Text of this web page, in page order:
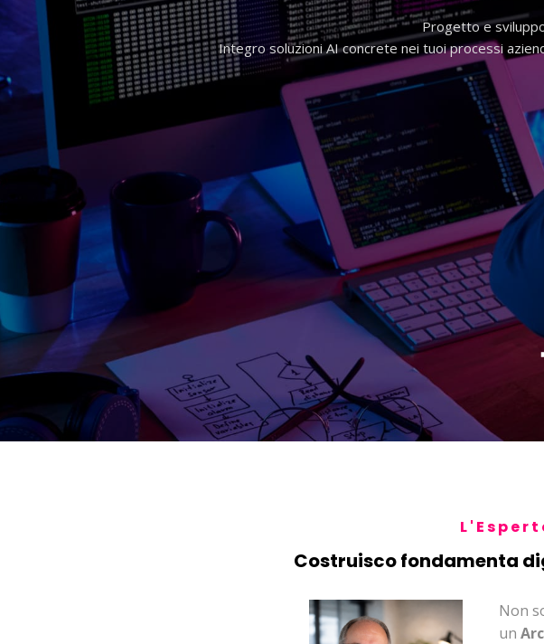
Progetto e
Integro soluzioni AI concrete nei tuoi processi
Costruisco fondamenta
Non
un